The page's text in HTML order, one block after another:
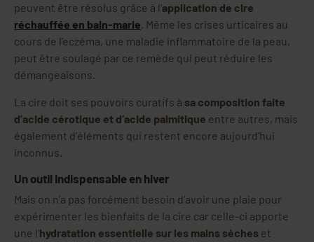
peuvent être résolus grâce à l’application de cire
réchauffée en bain-marie. Même les crises urticaires au
cours de l’eczéma, une maladie inflammatoire de la peau,
peut être soulagé par ce remède qui peut réduire les
démangeaisons.
La cire doit ses pouvoirs curatifs à sa composition faite
d’acide cérotique et d’acide palmitique entre autres, mais
également d’éléments qui restent encore aujourd’hui
inconnus.
Un outil indispensable en hiver
Mais on n’a pas forcément besoin d’avoir une plaie pour
expérimenter les bienfaits de la cire car celle-ci apporte
une l’hydratation essentielle sur les mains sèches et